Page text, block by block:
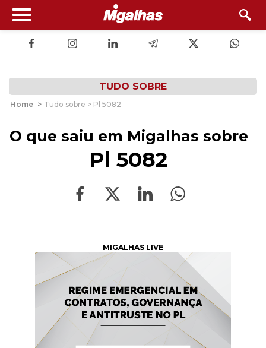
TUDO SOBRE
Home > Tudo sobre > Pl 5082
O que saiu em Migalhas sobre
Pl 5082
MIGALHAS LIVE